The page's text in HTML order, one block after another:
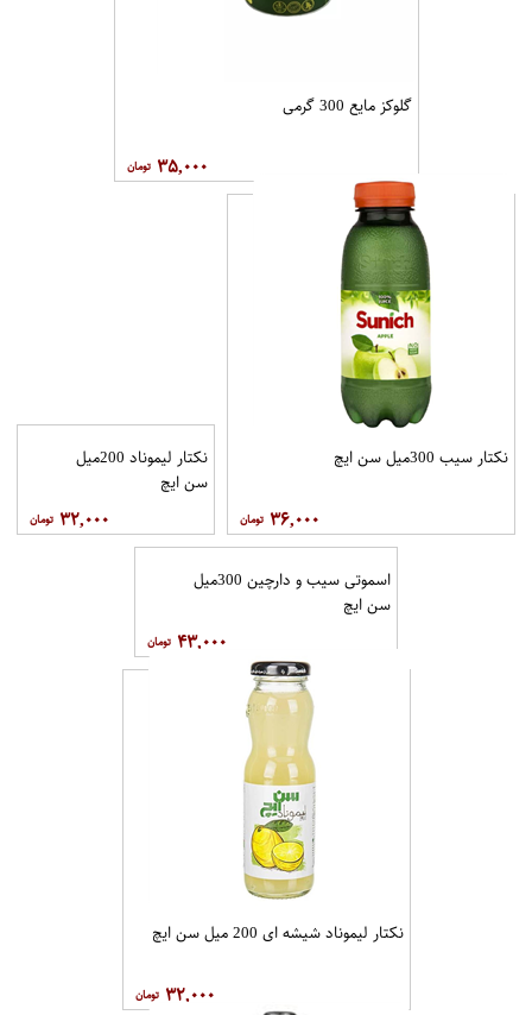
گلوکز مایع 300 گرمی
۳۵,۰۰۰
نکتار سیب 300میل سن ایچ
۳۶,۰۰۰
نکتار لیموناد 200میل
سن ایچ
۳۲,۰۰۰
اسموتی سیب و دارچین 300میل
سن ایچ
۴۳,۰۰۰
نکتار لیموناد شیشه ای 200 میل سن ایچ
۳۲,۰۰۰